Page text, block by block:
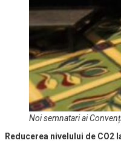
Noi semnatari ai
Reducerea nivelului de CO2